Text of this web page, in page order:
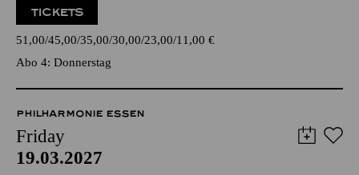
TICKETS
51,00 45,00 35,00 30,00 23,00 11,00 €
Abo 4: Donnerstag
PHILHARMONIE ESSEN
Friday
19.03.2027